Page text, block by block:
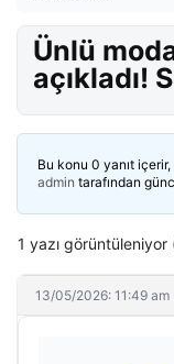
Ünlü
açıkladı!
Bu konu 0 yanıt
admin tarafından
1 yazı görüntüleniyor
13/05/2026: 11:49 am